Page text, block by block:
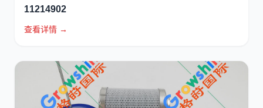
11214902
查看详情 →